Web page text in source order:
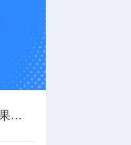
易威奇计量泵持久耐用，效果理想